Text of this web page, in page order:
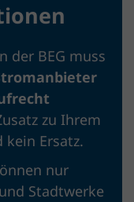
der BEG muss
zu Ihrem
kein Ersatz.
nur
Stadtwerke